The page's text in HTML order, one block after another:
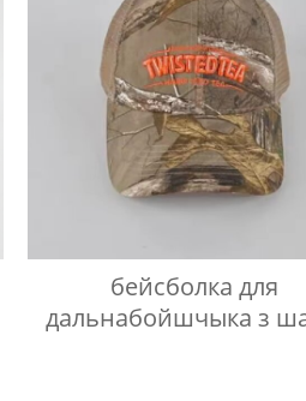
бейсболка для
дальнабойшчыка з